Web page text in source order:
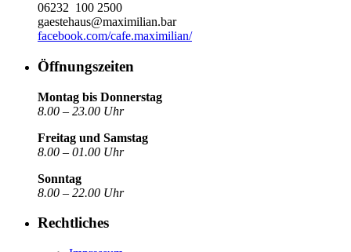
06232 100 2500
gaestehaus@maximilian.bar
facebook.com/cafe.maximilian/
Öffnungszeiten
Montag bis Donnerstag
8.00 – 23.00 Uhr
Freitag und Samstag
8.00 – 01.00 Uhr
Sonntag
8.00 – 22.00 Uhr
Rechtliches